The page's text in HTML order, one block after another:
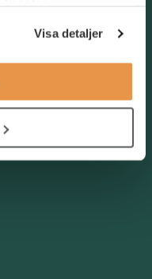
Visa detaljer